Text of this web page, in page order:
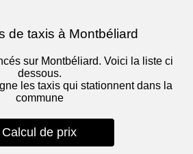
de taxis à Montbéliard
sur Montbéliard. Voici la liste ci
dessous.
les taxis qui stationnent dans la
commune
Calcul de prix